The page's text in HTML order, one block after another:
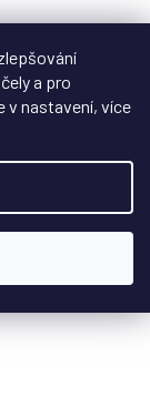
a pro
v nastavení, více